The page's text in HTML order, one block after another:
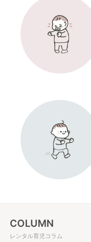
COLUMN
レンタル育児コラム